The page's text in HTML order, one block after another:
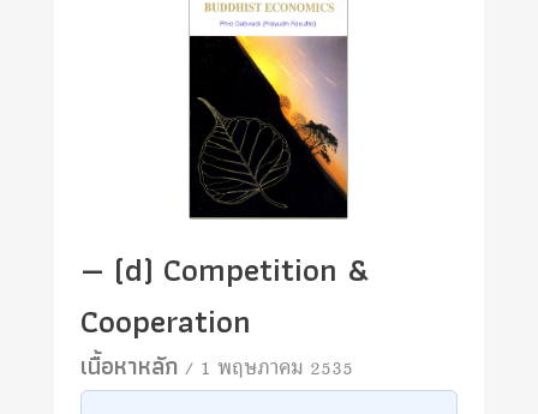
— (d) Competition &
Cooperation
เนื้อหาหลัก/ 1 พฤษภาคม 2535